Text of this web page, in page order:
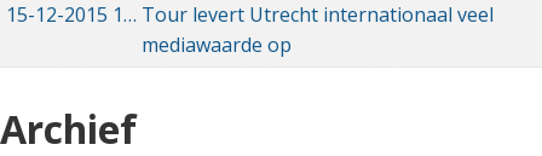
15-12-2015 15-12-2015 00:00
Tour levert Utrecht internationaal veel
mediawaarde op
Archief